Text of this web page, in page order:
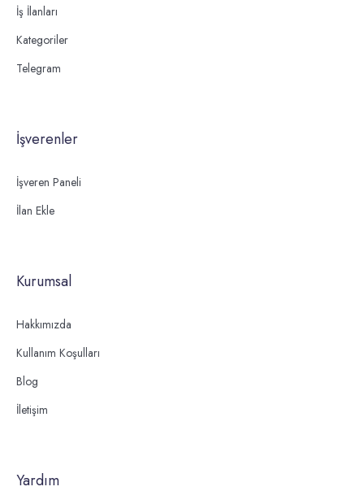
İş İlanları
Kategoriler
Telegram
İşverenler
İşveren Paneli
İlan Ekle
Kurumsal
Hakkımızda
Kullanım Koşulları
Blog
İletişim
Yardım